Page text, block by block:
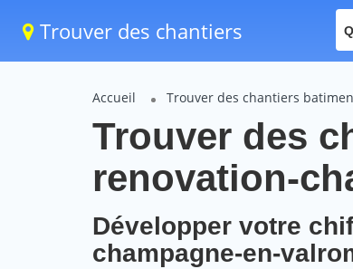
Trouver des chantiers
Accueil Trouver des chantiers
Trouver des
renovation-
Développer votre
champagne-en-